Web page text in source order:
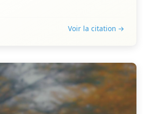
Voir la citation →